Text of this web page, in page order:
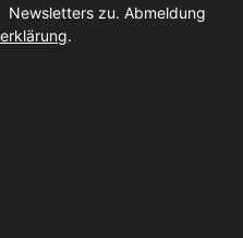
Newsletters zu. Abmeldung
.